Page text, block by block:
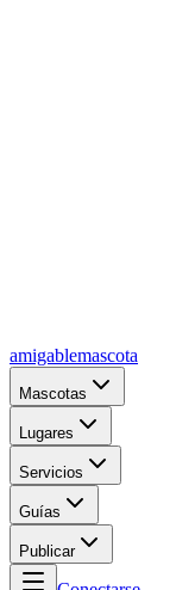
amigablemascota
Mascotas
Lugares
Servicios
Guías
Publicar